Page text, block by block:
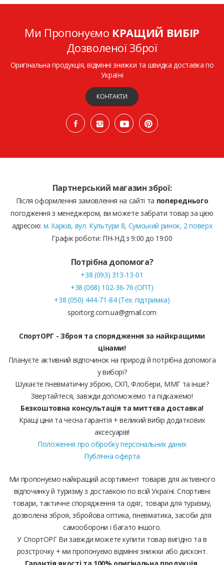
Ми Пропонуємо КРАЩИЙ ВИБІР
Дозволеної Зброї
Оригінальна продукція, відмінні знижки та швидка доставка по
Україні
КОНТАКТИ
Партнерський магазин зброї:
Після оформлення замовлення на сайті та попереднього
погодження з менеджером, ви можете забрати товар за цією
адресою: м. Харків, вул. Культури 8, Сумський ринок, 2 поверх
Графік роботи: ПН-НД з 9:00 до 19:00
Потрібна допомога?
+38 (093) 313-13-01
+38 (068) 102-36-76 (ОПТ)
+38 (050) 444-71-84 (Тех. підтримка)
sportorg.com.ua@gmail.com
СпортОРГ - Зброя та спорядження за найкращими
цінами!
Плануєте активний відпочинок на природі й потрібна допомога
у виборі?
Шукаєте пневматичну зброю, СХП, Флобери, ММГ та інше?
Звертайтеся, завжди допоможемо та підкажемо!
Безкоштовна консультація та миттєва доставка!
Кращі ціни та чесна гарантія + великий вибір додаткових
аксесуарів!
Положення про обробку персональних даних
Публічна оферта
Ми пропонуємо найкращий асортимент товарів для активного
відпочинку й туризму з доставкою по всій Україні. Спортивні
товари, тактичне спорядження та одяг, товари для туризму,
дозволена зброя, збройова оптика, пневматика, засоби для
самооборони і багато іншого.
У СпортОРГ Ви завжди можете купити товар вигідно та в
розстрочку + ми пропонуємо відмінні знижки або дисконт.